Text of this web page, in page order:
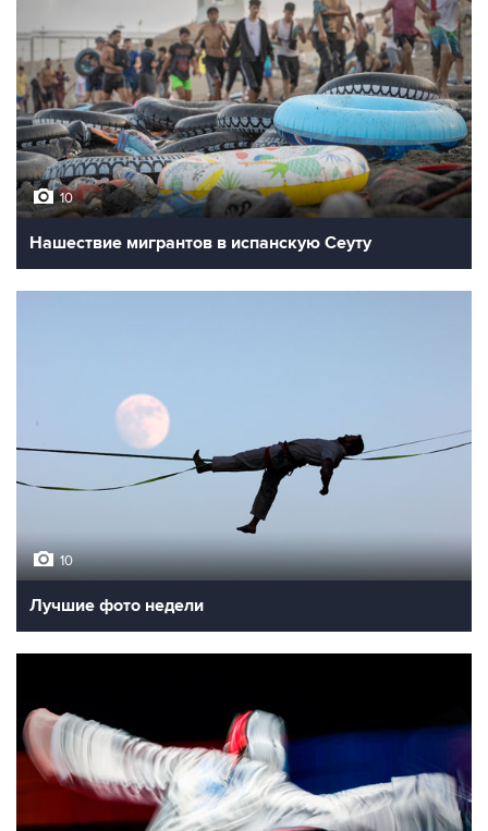
10
Нашествие мигрантов в испанскую Сеуту
10
Лучшие фото недели